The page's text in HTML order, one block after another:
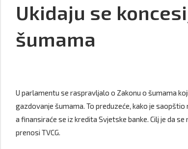
Ukidaju se
šumama
U parlamentu se raspravljalo o Zakonu o šumama
gazdovanje šumama. To preduzeće, kako je
a finansiraće se iz kredita Svjetske banke. Cilj je da
prenosi TVCG.